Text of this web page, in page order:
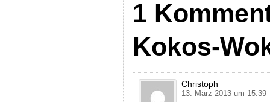
1
Kokos-
Christoph
13. März 2013 um 15:39